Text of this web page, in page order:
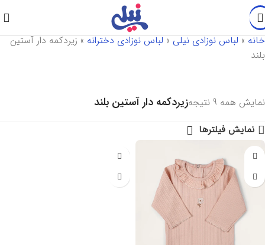
خانه»لباس نوزادی نیلی»لباس نوزادی دخترانه»زیردکمه دار آستین
بلند
نمایش همه 9 نتیجه زیردکمه دار آستین بلند
نمایش فیلترها